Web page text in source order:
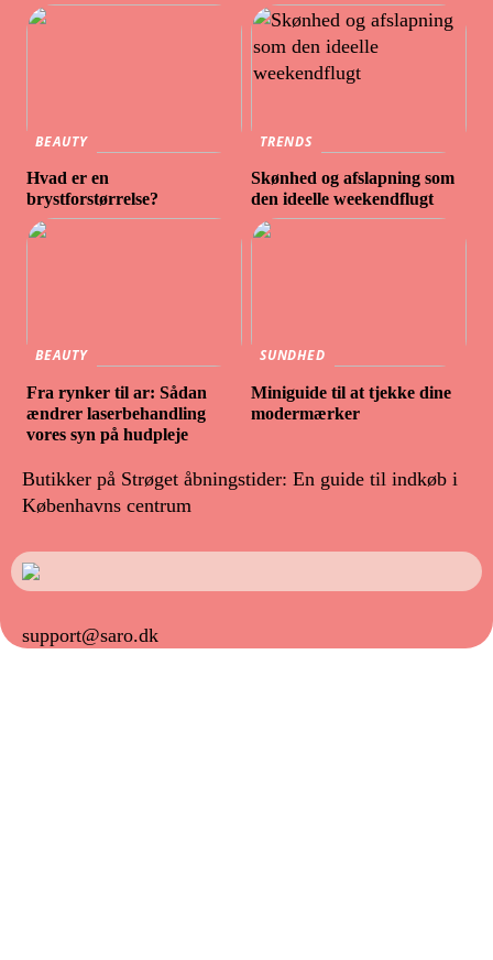
BEAUTY
Hvad er en
brystforstørrelse?
TRENDS
Skønhed og afslapning som
den ideelle weekendflugt
BEAUTY
Fra rynker til ar: Sådan
ændrer laserbehandling
vores syn på hudpleje
SUNDHED
Miniguide til at tjekke dine
modermærker
Butikker på Strøget åbningstider: En guide til indkøb i
Københavns centrum
support@saro.dk